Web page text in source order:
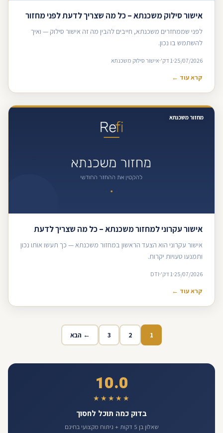
אישור סילוק משכנתא – כל מה שצריך לדעת לפני מחזור
לפני שממחזרים משכנתא, חייבים להבין מה זה אישור סילוק — ואיך
להשתמש בו נכון.
25/07/2026 1 דק' אישור סילוק משכנתא
קרא עוד ←
מחזור משכנתא
אישור עקרוני למחזור משכנתא – כל מה שצריך לדעת
אישור עקרוני הוא הצעד הראשון במחזור משכנתא — כך תעשו אותו נכון
ותמנעו טעויות יקרות.
25/07/2026 1 דק' DTI
קרא עוד ←
1
2
3 ← הבא
10.0
★★★★★
בדוק כמה תוכל לחסוך
שאלון בן 5 דקות + ניתוח מקצועי בחינם